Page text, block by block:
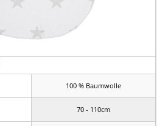
100 % Baumwolle
70 - 110cm